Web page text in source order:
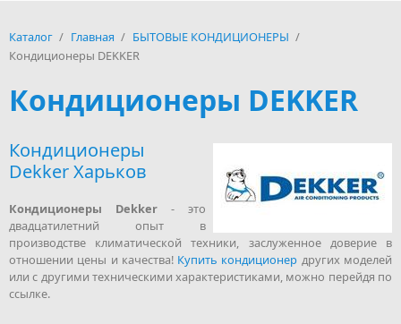
Каталог / Главная / БЫТОВЫЕ КОНДИЦИОНЕРЫ /
Кондиционеры DEKKER
Кондиционеры DEKKER
Кондиционеры
Dekker Харьков
Кондиционеры Dekker - это
двадцатилетний опыт в
производстве климатической техники, заслуженное доверие в
отношении цены и качества! Купить кондиционер других моделей
или с другими техническими характеристиками, можно перейдя по
ссылке.